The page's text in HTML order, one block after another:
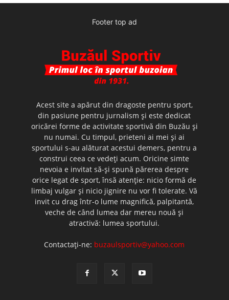
Footer top ad
Acest site a apărut din dragoste pentru sport,
din pasiune pentru jurnalism şi este dedicat
oricărei forme de activitate sportivă din Buzău şi
nu numai. Cu timpul, prieteni ai mei şi ai
sportului s-au alăturat acestui demers, pentru a
construi ceea ce vedeţi acum. Oricine simte
nevoia e invitat să-şi spună părerea despre
orice legat de sport, însă atenţie: nicio formă de
limbaj vulgar şi nicio jignire nu vor fi tolerate. Vă
invit cu drag într-o lume magnifică, palpitantă,
veche de când lumea dar mereu nouă şi
atractivă: lumea sportului.
Contactați-ne: buzaulsportiv@yahoo.com